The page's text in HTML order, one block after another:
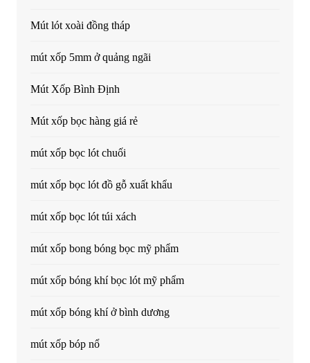
Mút lót xoài đồng tháp
mút xốp 5mm ở quảng ngãi
Mút Xốp Bình Định
Mút xốp bọc hàng giá rẻ
mút xốp bọc lót chuối
mút xốp bọc lót đồ gỗ xuất khẩu
mút xốp bọc lót túi xách
mút xốp bong bóng bọc mỹ phẩm
mút xốp bóng khí bọc lót mỹ phẩm
mút xốp bóng khí ở bình dương
mút xốp bóp nổ